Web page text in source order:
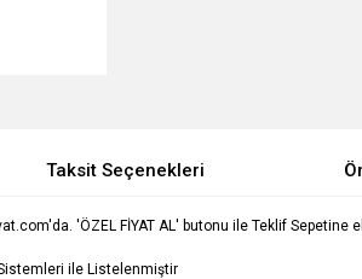
Taksit Seçenekleri
'ÖZEL FİYAT AL' butonu ile Teklif
ile Listelenmiştir